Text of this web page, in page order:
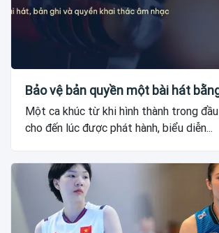
Bảo vệ bản quyền một bài hát
Một ca khúc từ khi hình thành trong
cho đến lúc được phát hành, biểu diễn...